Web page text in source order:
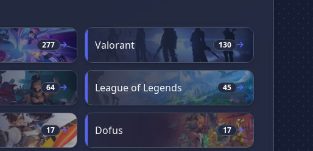
277 Valorant 130
64 League of Legends 45
17 Dofus 17